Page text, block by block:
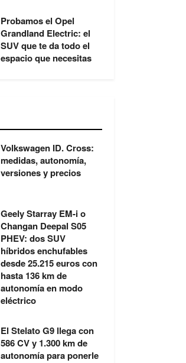
Probamos el Opel
Grandland Electric: el
SUV que te da todo el
espacio que necesitas
Volkswagen ID. Cross:
medidas, autonomía,
versiones y precios
Geely Starray EM-i o
Changan Deepal S05
PHEV: dos SUV
híbridos enchufables
desde 25.215 euros con
hasta 136 km de
autonomía en modo
eléctrico
El Stelato G9 llega con
586 CV y 1.300 km de
autonomía para ponerle